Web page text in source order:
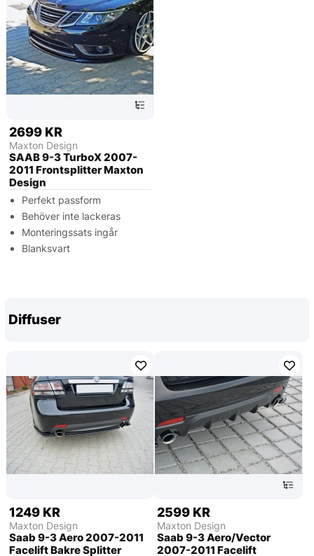
2699 KR
Maxton Design
SAAB 9-3 TurboX 2007-
2011 Frontsplitter Maxton
Design
Perfekt passform
Behöver inte lackeras
Monteringssats ingår
Blanksvart
Diffuser
1249 KR
Maxton Design
Saab 9-3 Aero 2007-2011
Facelift Bakre Splitter
2599 KR
Maxton Design
Saab 9-3 Aero/Vector
2007-2011 Facelift